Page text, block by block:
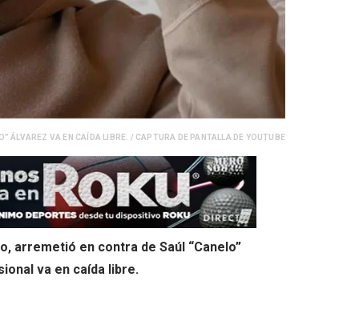
ÁLVAREZ VA EN CAÍDA LIBRE. / CAPTURA DE PANTALLA DE YOUTUBE
arremetió en contra de Saúl “Canelo”
va en caída libre.